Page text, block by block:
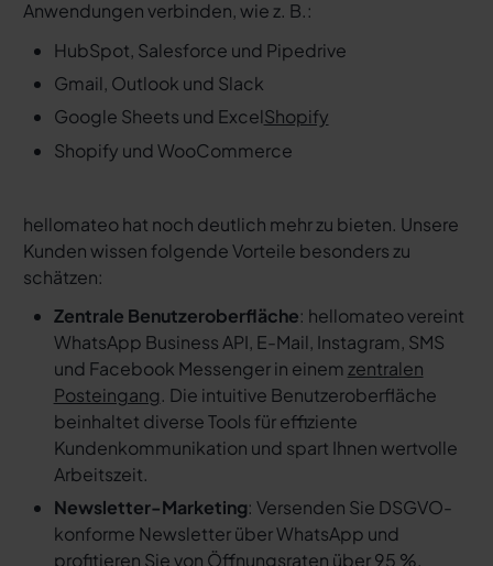
Anwendungen verbinden, wie z. B.:
HubSpot, Salesforce und Pipedrive
Gmail, Outlook und Slack
Google Sheets und ExcelShopify
Shopify und WooCommerce
hellomateo hat noch deutlich mehr zu bieten. Unsere
Kunden wissen folgende Vorteile besonders zu
schätzen:
Zentrale Benutzeroberfläche: hellomateo vereint
WhatsApp Business API, E-Mail, Instagram, SMS
und Facebook Messenger in einem zentralen
Posteingang. Die intuitive Benutzeroberfläche
beinhaltet diverse Tools für effiziente
Kundenkommunikation und spart Ihnen wertvolle
Arbeitszeit.
Newsletter-Marketing: Versenden Sie DSGVO-
konforme Newsletter über WhatsApp und
profitieren Sie von Öffnungsraten über 95 %.